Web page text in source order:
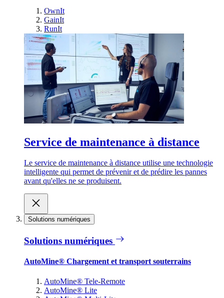
OwnIt
GainIt
RunIt
Service de maintenance à distance
Le service de maintenance à distance utilise une technologie
intelligente qui permet de prévenir et de prédire les pannes
avant qu'elles ne se produisent.
Solutions numériques
Solutions numériques
AutoMine® Chargement et transport souterrains
AutoMine® Tele-Remote
AutoMine® Lite